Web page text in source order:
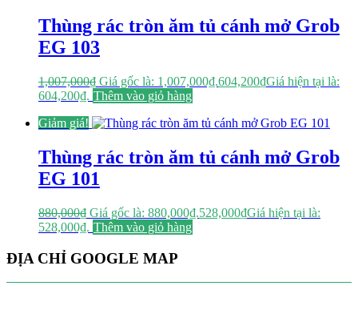
Thùng rác tròn ăm tủ cánh mở Grob
EG 103
1,007,000₫ Giá gốc là: 1,007,000₫.604,200₫Giá hiện tại là:
604,200₫. Thêm vào giỏ hàng
Giảm giá!
Thùng rác tròn ăm tủ cánh mở Grob
EG 101
880,000₫ Giá gốc là: 880,000₫.528,000₫Giá hiện tại là:
528,000₫. Thêm vào giỏ hàng
ĐỊA CHỈ GOOGLE MAP